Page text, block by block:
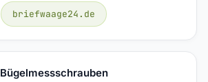
briefwaage24.de
Bügelmessschrauben